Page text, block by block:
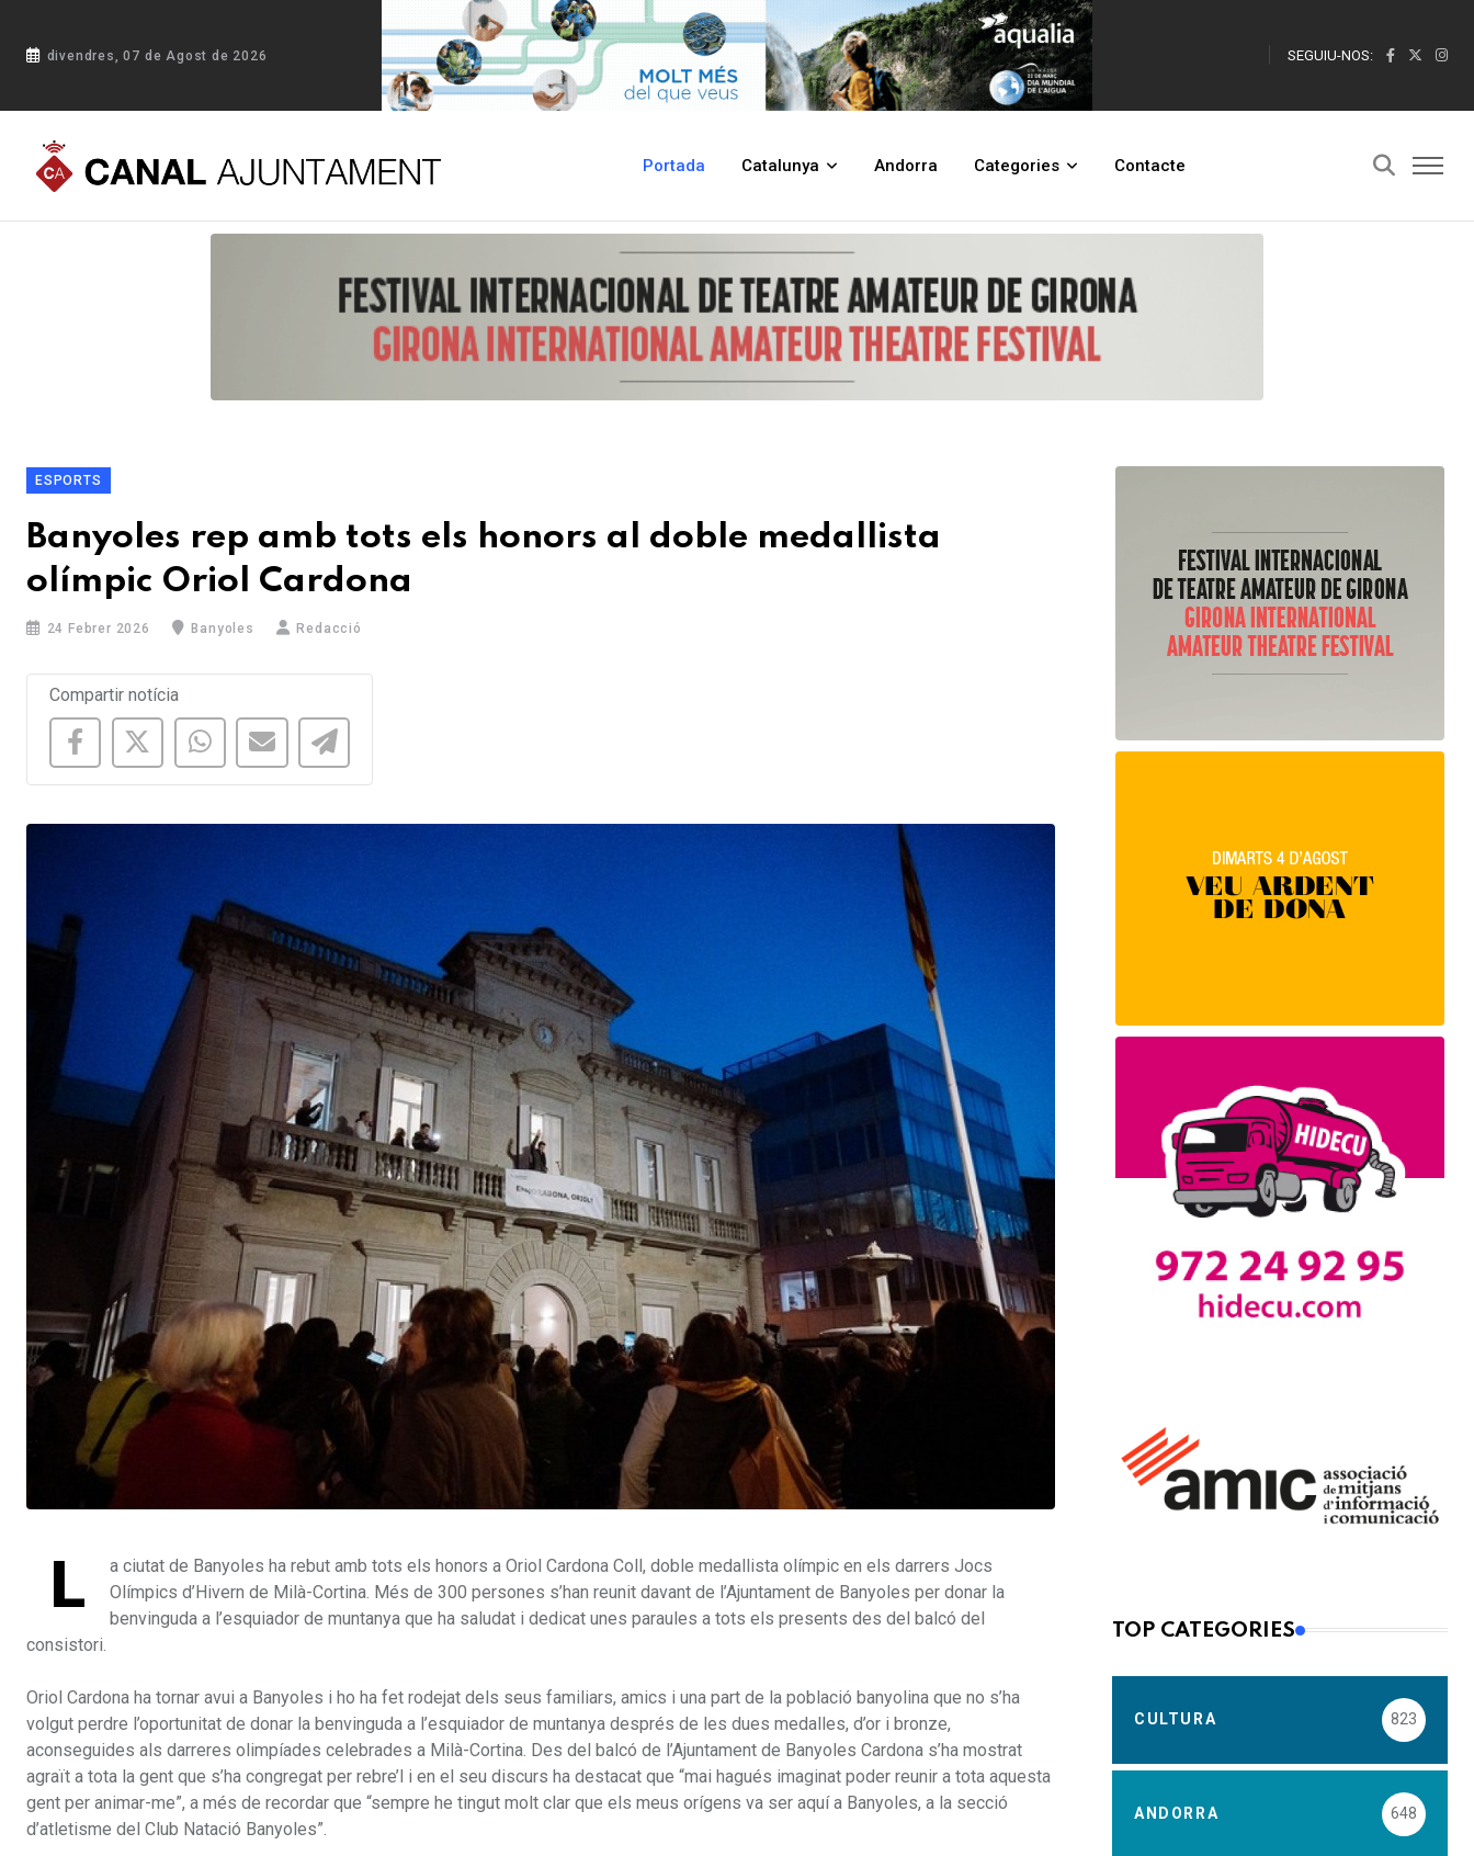
divendres, 07 de Agost de 2026 SEGUIU-NOS:
Portada Catalunya Andorra Categories Contacte
Portada Blog Banyoles rep amb tots els honors al doble medallista olímpic Oriol Cardona
ESPORTS
Banyoles rep amb tots els honors al doble medallista
olímpic Oriol Cardona
24 Febrer 2026 Banyoles Redacció
Compartir notícia
L
a ciutat de Banyoles ha rebut amb tots els honors a Oriol Cardona Coll, doble medallista olímpic en els darrers Jocs
Olímpics d’Hivern de Milà-Cortina. Més de 300 persones s’han reunit davant de l’Ajuntament de Banyoles per donar la
benvinguda a l’esquiador de muntanya que ha saludat i dedicat unes paraules a tots els presents des del balcó del
consistori.
Oriol Cardona ha tornar avui a Banyoles i ho ha fet rodejat dels seus familiars, amics i una part de la població banyolina que no s’ha
volgut perdre l’oportunitat de donar la benvinguda a l’esquiador de muntanya després de les dues medalles, d’or i bronze,
aconseguides als darreres olimpíades celebrades a Milà-Cortina. Des del balcó de l’Ajuntament de Banyoles Cardona s’ha mostrat
agraït a tota la gent que s’ha congregat per rebre’l i en el seu discurs ha destacat que “mai hagués imaginat poder reunir a tota aquesta
gent per animar-me”, a més de recordar que “sempre he tingut molt clar que els meus orígens va ser aquí a Banyoles, a la secció
d’atletisme del Club Natació Banyoles”.
TOP CATEGORIES
CULTURA 823
ANDORRA 648